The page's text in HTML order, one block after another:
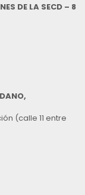
DE LA SECD – 8
(calle 11 entre